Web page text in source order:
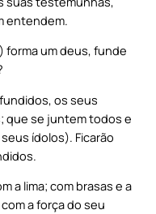
entendem.
forma um deus, funde
os seus
que se juntem todos e
ídolos). Ficarão
a lima; com brasas e a
a força do seu